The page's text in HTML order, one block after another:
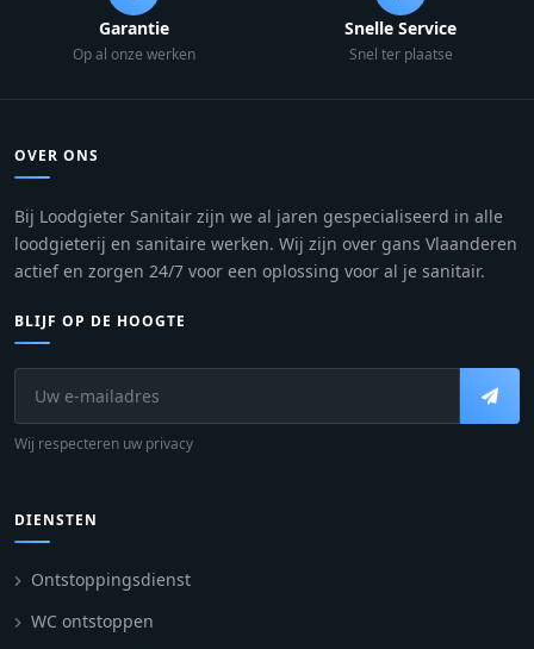
Garantie
Op al onze werken
Snelle Service
Snel ter plaatse
OVER ONS
Bij Loodgieter Sanitair zijn we al jaren gespecialiseerd in alle
loodgieterij en sanitaire werken. Wij zijn over gans Vlaanderen
actief en zorgen 24/7 voor een oplossing voor al je sanitair.
BLIJF OP DE HOOGTE
Wij respecteren uw privacy
DIENSTEN
Ontstoppingsdienst
WC ontstoppen